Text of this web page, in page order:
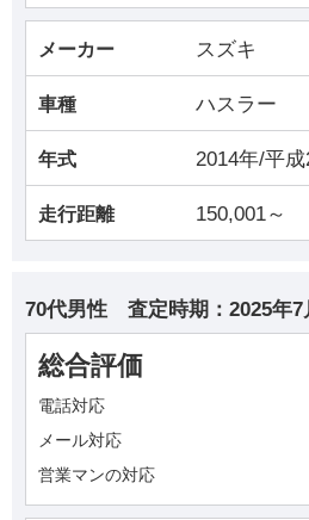
メーカー スズキ
車種 ハスラー
年式 2014年/平
走行距離 150,001～
70代男性 査定時期： 2025年7
総合評価
電話対応
メール対応
営業マンの対応